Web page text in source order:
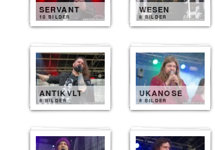
SERVANT
10 BILDER
WESEN
8 BILDER
ANTIKVLT
8 BILDER
UKANOSE
8 BILDER